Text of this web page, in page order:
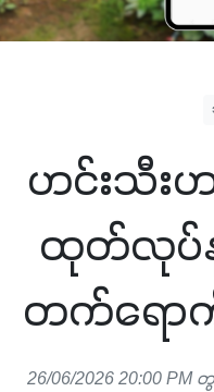
ဟင်းသီး
ထုတ်လုပ်
တက်ရောက်
26/06/2026 20:00 PM